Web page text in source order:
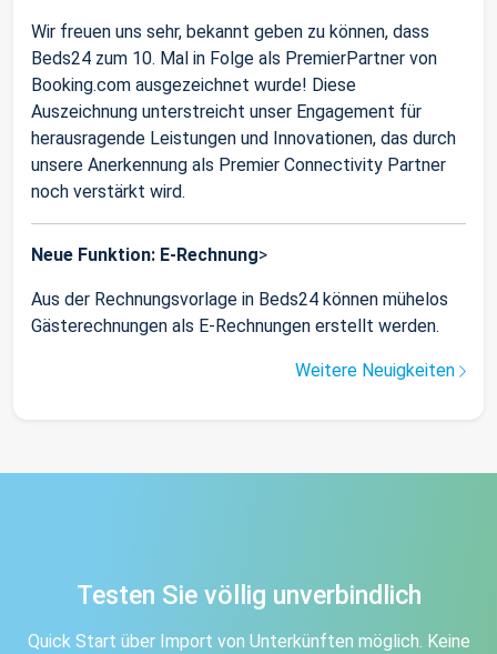
Wir freuen uns sehr, bekannt geben zu können, dass
Beds24 zum 10. Mal in Folge als PremierPartner von
Booking.com ausgezeichnet wurde! Diese
Auszeichnung unterstreicht unser Engagement für
herausragende Leistungen und Innovationen, das durch
unsere Anerkennung als Premier Connectivity Partner
noch verstärkt wird.
Neue Funktion: E-Rechnung>
Aus der Rechnungsvorlage in Beds24 können mühelos
Gästerechnungen als E-Rechnungen erstellt werden.
Weitere Neuigkeiten
Testen Sie völlig unverbindlich
Quick Start über Import von Unterkünften möglich. Keine